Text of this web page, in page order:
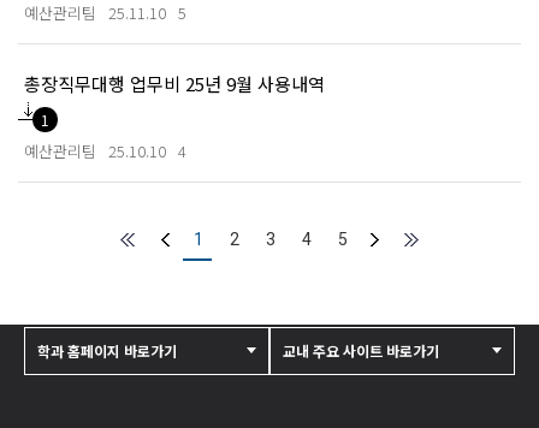
예산관리팀 25.11.10 5
총장직무대행 업무비 25년 9월 사용내역
1
예산관리팀 25.10.10 4
1 2 3 4 5
학과 홈페이지 바로가기 교내 주요 사이트 바로가기